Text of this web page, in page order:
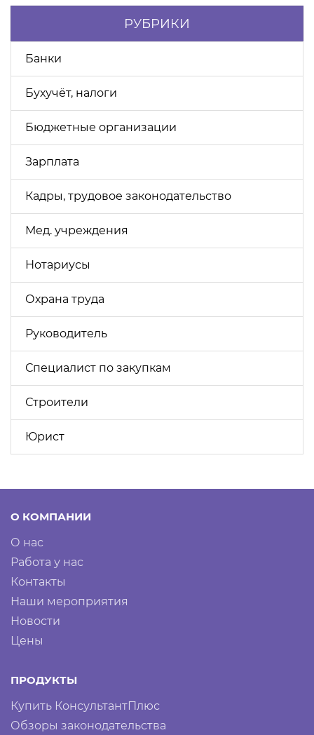
РУБРИКИ
Банки
Бухучёт, налоги
Бюджетные организации
Зарплата
Кадры, трудовое законодательство
Мед. учреждения
Нотариусы
Охрана труда
Руководитель
Специалист по закупкам
Строители
Юрист
О КОМПАНИИ
О нас
Работа у нас
Контакты
Наши мероприятия
Новости
Цены
ПРОДУКТЫ
Купить КонсультантПлюс
Обзоры законодательства